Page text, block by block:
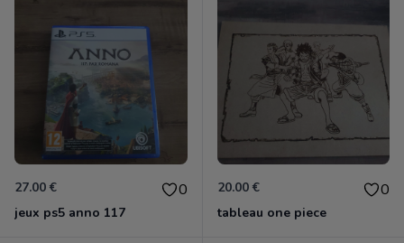
27.00 € 0
jeux ps5 anno 117
20.00 € 0
tableau one piece